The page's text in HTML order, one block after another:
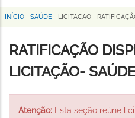
Horizonte
Trilha
de
navegação
INÍCIO - SAÚDE - LICITACAO -
RATIFICAÇÃO
LICITAÇÃO-
Atenção: Esta seção reúne